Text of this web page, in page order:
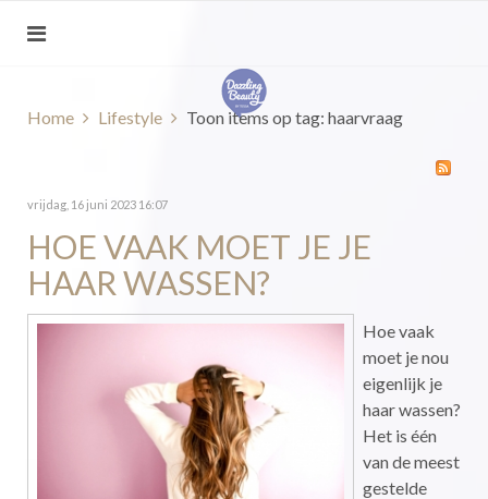
Home Lifestyle Toon items op tag: haarvraag
vrijdag, 16 juni 2023 16:07
HOE VAAK MOET JE JE
HAAR WASSEN?
Hoe vaak
moet je nou
eigenlijk je
haar wassen?
Het is één
van de meest
gestelde